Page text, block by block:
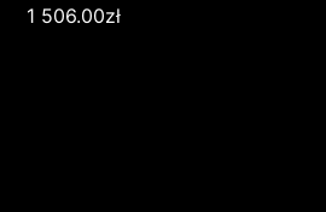
1 506.00zł